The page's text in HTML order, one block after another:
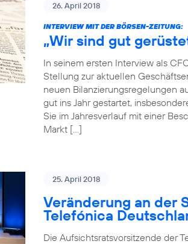
26. April 2018
INTERVIEW MIT DER BÖRSEN-ZEITUNG:
„Wir sind gut
In seinem ersten Interview als
Stellung zur aktuellen
neuen Bilanzierungsregelungen
gut ins Jahr gestartet,
Sie im Jahresverlauf mit einer
Markt […]
25. April 2018
Veränderung an der
Telefónica
Die Aufsichtsratsvorsitzende der